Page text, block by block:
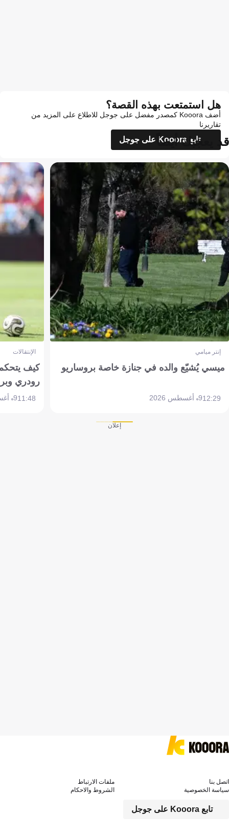
هل استمتعت بهذه القصة؟
أضف Kooora كمصدر مفضل على جوجل للاطلاع على المزيد من
تقاريرنا
تابع Kooora على جوجل
قد يعجبك أيضاً
إنتر ميامي
ميسي يُشيّع والده في جنازة خاصة بروساريو
12:299 أغسطس 2026
الإنتقالات
كيف
رودري
11:489 أغسطس 2026
إعلان
تابع Kooora على جوجل
اتصل بنا
ملفات الارتباط
سياسة الخصوصية
الشروط والاحكام